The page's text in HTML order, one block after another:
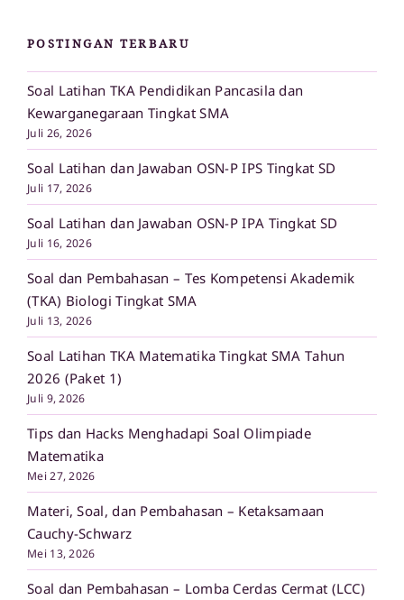
POSTINGAN TERBARU
Soal Latihan TKA Pendidikan Pancasila dan
Kewarganegaraan Tingkat SMA
Juli 26, 2026
Soal Latihan dan Jawaban OSN-P IPS Tingkat SD
Juli 17, 2026
Soal Latihan dan Jawaban OSN-P IPA Tingkat SD
Juli 16, 2026
Soal dan Pembahasan – Tes Kompetensi Akademik
(TKA) Biologi Tingkat SMA
Juli 13, 2026
Soal Latihan TKA Matematika Tingkat SMA Tahun
2026 (Paket 1)
Juli 9, 2026
Tips dan Hacks Menghadapi Soal Olimpiade
Matematika
Mei 27, 2026
Materi, Soal, dan Pembahasan – Ketaksamaan
Cauchy-Schwarz
Mei 13, 2026
Soal dan Pembahasan – Lomba Cerdas Cermat (LCC)